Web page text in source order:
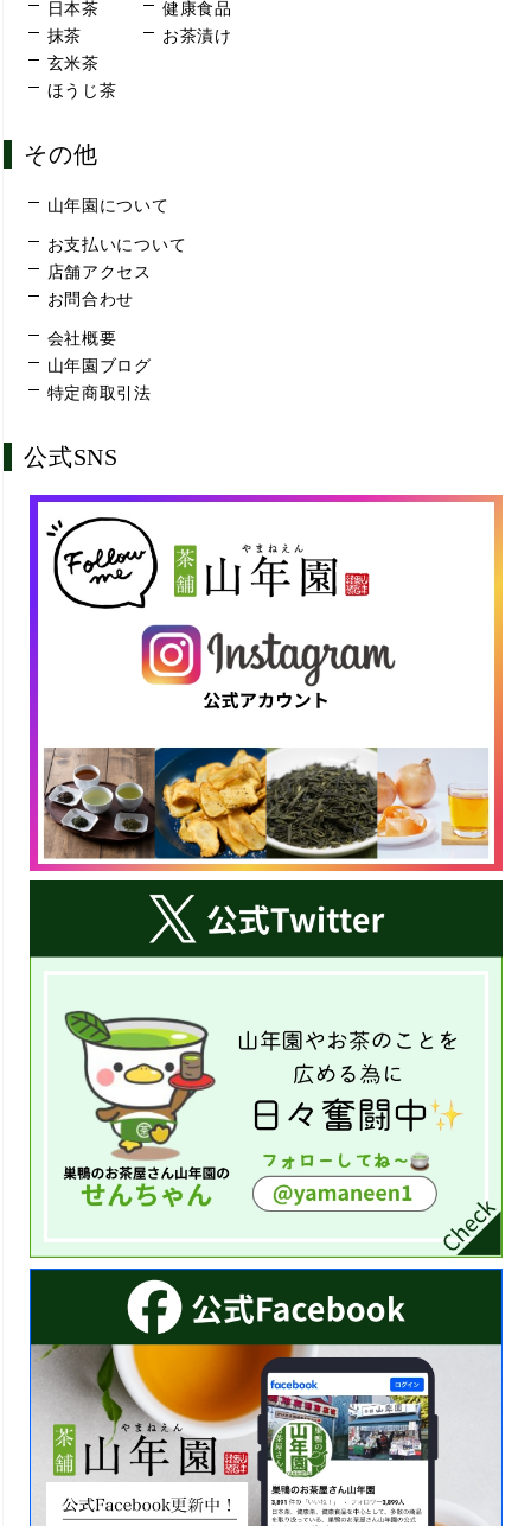
日本茶
抹茶
玄米茶
ほうじ茶
健康食品
お茶漬け
その他
山年園について
お支払いについて
店舗アクセス
お問合わせ
会社概要
山年園ブログ
特定商取引法
公式SNS